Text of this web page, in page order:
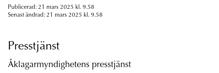
Publicerad: 21 mars 2025 kl. 9.58
Senast ändrad: 21 mars 2025 kl. 9.58
Presstjänst
Åklagarmyndighetens presstjänst